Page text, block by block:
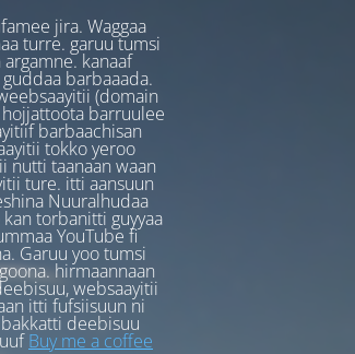
jira. Waggaa
turre. garuu tumsi
kanaaf
barbaaada.
(domain
hojjattoota barruulee
barbaachisan
tokko yeroo
nutti taanaan waan
ture. itti aansuun
Nuuralhudaa
torbanitti guyyaa
YouTube fi
Garuu yoo tumsi
hirmaannaan
websaayitii
itti fufsiisuun ni
deebisuu
Buy me a coffee